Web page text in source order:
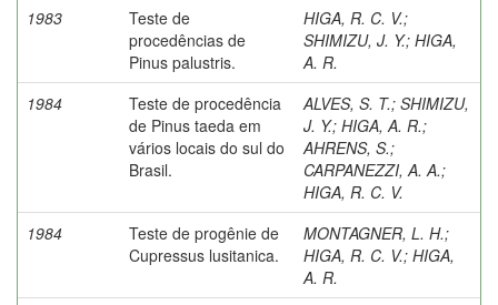
1983
Teste de
procedências de
Pinus palustris.
HIGA, R. C. V.;
SHIMIZU, J. Y.; HIGA,
A. R.
1984
Teste de procedência
de Pinus taeda em
vários locais do sul do
Brasil.
ALVES, S. T.; SHIMIZU,
J. Y.; HIGA, A. R.;
AHRENS, S.;
CARPANEZZI, A. A.;
HIGA, R. C. V.
1984
Teste de progênie de
Cupressus lusitanica.
MONTAGNER, L. H.;
HIGA, R. C. V.; HIGA,
A. R.